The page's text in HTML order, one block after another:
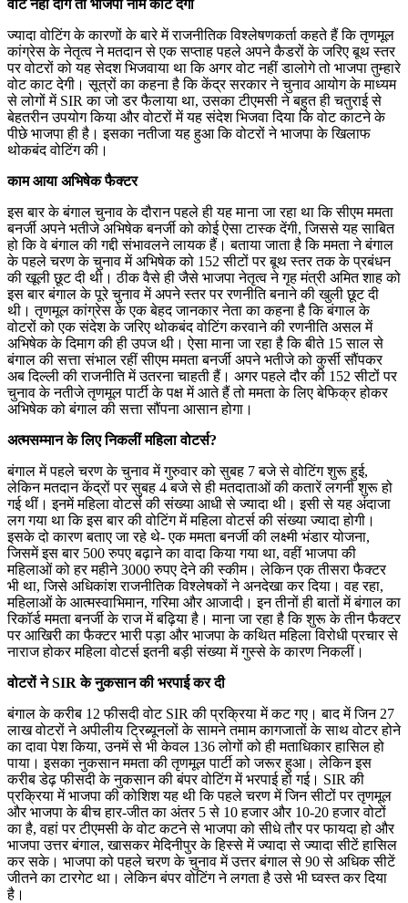
वोट नहीं दोगे तो भाजपा नाम काट देगी
ज्यादा वोटिंग के कारणों के बारे में राजनीतिक विश्लेषणकर्ता कहते हैं कि तृणमूल
कांग्रेस के नेतृत्व ने मतदान से एक सप्ताह पहले अपने कैडरों के जरिए बूथ स्तर
पर वोटरों को यह सेदश भिजवाया था कि अगर वोट नहीं डालोगे तो भाजपा तुम्हारे
वोट काट देगी। सूत्रों का कहना है कि केंद्र सरकार ने चुनाव आयोग के माध्यम
से लोगों में SIR का जो डर फैलाया था, उसका टीएमसी ने बहुत ही चतुराई से
बेहतरीन उपयोग किया और वोटरों में यह संदेश भिजवा दिया कि वोट काटने के
पीछे भाजपा ही है। इसका नतीजा यह हुआ कि वोटरों ने भाजपा के खिलाफ
थोकबंद वोटिंग की।
काम आया अभिषेक फैक्टर
इस बार के बंगाल चुनाव के दौरान पहले ही यह माना जा रहा था कि सीएम ममता
बनर्जी अपने भतीजे अभिषेक बनर्जी को कोई ऐसा टास्क देंगी, जिससे यह साबित
हो कि वे बंगाल की गद्दी संभावलने लायक हैं। बताया जाता है कि ममता ने बंगाल
के पहले चरण के चुनाव में अभिषेक को 152 सीटों पर बूथ स्तर तक के प्रबंधन
की खूली छूट दी थी। ठीक वैसे ही जैसे भाजपा नेतृत्व ने गृह मंत्री अमित शाह को
इस बार बंगाल के पूरे चुनाव में अपने स्तर पर रणनीति बनाने की खुली छूट दी
थी। तृणमूल कांग्रेस के एक बेहद जानकार नेता का कहना है कि बंगाल के
वोटरों को एक संदेश के जरिए थोकबंद वोटिंग करवाने की रणनीति असल में
अभिषेक के दिमाग की ही उपज थी। ऐसा माना जा रहा है कि बीते 15 साल से
बंगाल की सत्ता संभाल रहीं सीएम ममता बनर्जी अपने भतीजे को कुर्सी सौंपकर
अब दिल्ली की राजनीति में उतरना चाहती हैं। अगर पहले दौर की 152 सीटों पर
चुनाव के नतीजे तृणमूल पार्टी के पक्ष में आते हैं तो ममता के लिए बेफिक्र होकर
अभिषेक को बंगाल की सत्ता सौंपना आसान होगा।
अत्मसम्मान के लिए निकलीं महिला वोटर्स?
बंगाल में पहले चरण के चुनाव में गुरुवार को सुबह 7 बजे से वोटिंग शुरू हुई,
लेकिन मतदान केंद्रों पर सुबह 4 बजे से ही मतदाताओं की कतारें लगनी शुरू हो
गई थीं। इनमें महिला वोटर्स की संख्या आधी से ज्यादा थी। इसी से यह अंदाजा
लग गया था कि इस बार की वोटिंग में महिला वोटर्स की संख्या ज्यादा होगी।
इसके दो कारण बताए जा रहे थे- एक ममता बनर्जी की लक्ष्मी भंडार योजना,
जिसमें इस बार 500 रुपए बढ़ाने का वादा किया गया था, वहीं भाजपा की
महिलाओं को हर महीने 3000 रुपए देने की स्कीम। लेकिन एक तीसरा फैक्टर
भी था, जिसे अधिकांश राजनीतिक विश्लेषकों ने अनदेखा कर दिया। वह रहा,
महिलाओं के आत्मस्वाभिमान, गरिमा और आजादी। इन तीनों ही बातों में बंगाल का
रिकॉर्ड ममता बनर्जी के राज में बढ़िया है। माना जा रहा है कि शुरू के तीन फैक्टर
पर आखिरी का फैक्टर भारी पड़ा और भाजपा के कथित महिला विरोधी प्रचार से
नाराज होकर महिला वोटर्स इतनी बड़ी संख्या में गुस्से के कारण निकलीं।
वोटरों ने SIR के नुकसान की भरपाई कर दी
बंगाल के करीब 12 फीसदी वोट SIR की प्रक्रिया में कट गए। बाद में जिन 27
लाख वोटरों ने अपीलीय ट्रिब्यूनलों के सामने तमाम कागजातों के साथ वोटर होने
का दावा पेश किया, उनमें से भी केवल 136 लोगों को ही मताधिकार हासिल हो
पाया। इसका नुकसान ममता की तृणमूल पार्टी को जरूर हुआ। लेकिन इस
करीब डेढ़ फीसदी के नुकसान की बंपर वोटिंग में भरपाई हो गई। SIR की
प्रक्रिया में भाजपा की कोशिश यह थी कि पहले चरण में जिन सीटों पर तृणमूल
और भाजपा के बीच हार-जीत का अंतर 5 से 10 हजार और 10-20 हजार वोटों
का है, वहां पर टीएमसी के वोट कटने से भाजपा को सीधे तौर पर फायदा हो और
भाजपा उत्तर बंगाल, खासकर मेदिनीपुर के हिस्से में ज्यादा से ज्यादा सीटें हासिल
कर सके। भाजपा को पहले चरण के चुनाव में उत्तर बंगाल से 90 से अधिक सीटें
जीतने का टारगेट था। लेकिन बंपर वोटिंग ने लगता है उसे भी घ्वस्त कर दिया
है।